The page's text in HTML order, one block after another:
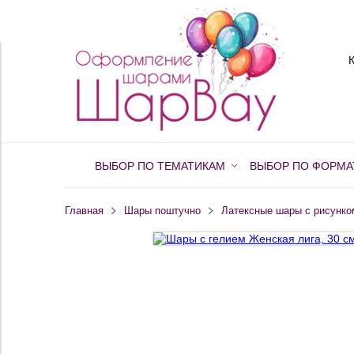
ВЫБОР ПО ТЕМАТИКАМ ВЫБОР ПО
Главная Шары поштучно Латексные шары с